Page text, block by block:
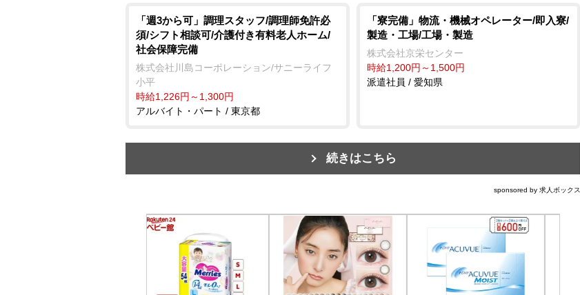
「週3から可」調理スタッフ/調理師免許必
須/シフト相談可/介護付き有料老人ホーム/
社会保障完備
株式会社川島コーポレーション/サニーライフ
小平
時給1,226円～1,300円
アルバイト・パート / 東京都
「寮完備」物流・機械オペレーター/即入寮/
製造・工場/工場・製造
株式会社京栄センター
時給1,200円～1,500円
派遣社員 / 愛知県
続きはこちら
sponsored by 求人ボックス